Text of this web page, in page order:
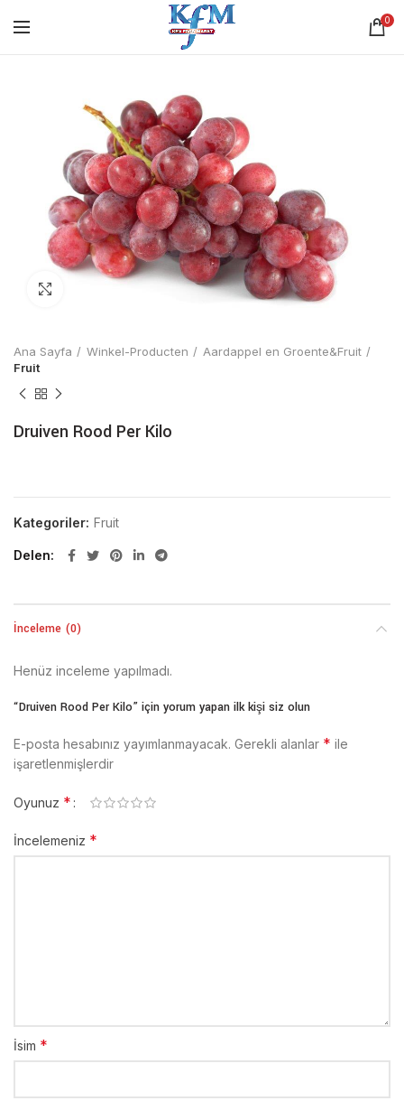
0
Ana Sayfa Winkel-Producten
Aardappel en Groente&Fruit
Fruit
Druiven Rood Per Kilo
Kategoriler: Fruit
Delen
İnceleme (0)
Henüz inceleme yapılmadı.
“Druiven Rood Per Kilo” için yorum yapan ilk kişi siz olun
E-posta hesabınız yayımlanmayacak. Gerekli alanlar * ile
işaretlenmişlerdir
Oyunuz *
İncelemeniz *
İsim *